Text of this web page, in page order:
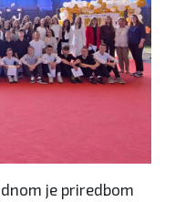
je priredbom